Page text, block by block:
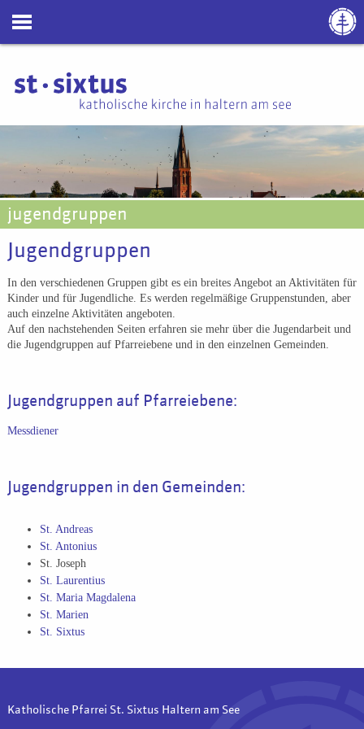
jugendgruppen
Jugendgruppen
In den verschiedenen Gruppen gibt es ein breites Angebot an Aktivitäten für
Kinder und für Jugendliche. Es werden regelmäßige Gruppenstunden, aber
auch einzelne Aktivitäten angeboten.
Auf den nachstehenden Seiten erfahren sie mehr über die Jugendarbeit und
die Jugendgruppen auf Pfarreiebene und in den einzelnen Gemeinden.
Jugendgruppen auf Pfarreiebene:
Messdiener
Jugendgruppen in den Gemeinden:
St. Andreas
St. Antonius
St. Joseph
St. Laurentius
St. Maria Magdalena
St. Marien
St. Sixtus
Katholische Pfarrei St. Sixtus Haltern am See